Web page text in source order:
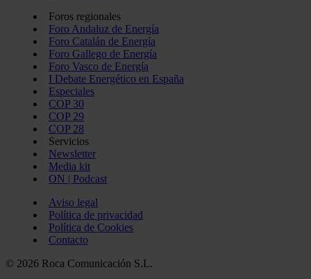
Foros regionales
Foro Andaluz de Energía
Foro Catalán de Energía
Foro Gallego de Energía
Foro Vasco de Energía
I Debate Energético en España
Especiales
COP 30
COP 29
COP 28
Servicios
Newsletter
Media kit
ON | Podcast
Aviso legal
Política de privacidad
Política de Cookies
Contacto
© 2026 Roca Comunicación S.L.